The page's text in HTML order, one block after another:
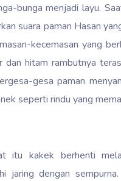
bunga menjadi layu.
suara paman Hasan
kecemasan yang
dan hitam rambutnya
gesa paman
seperti rindu yang
itu kakek berhenti
jaring dengan